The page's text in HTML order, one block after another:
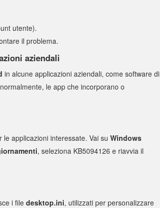
utente).
il problema.
aziendali
in alcune applicazioni aziendali, come software di
le app che incorporano o
applicazioni interessate. Vai su Windows
, seleziona KB5094126 e riavvia il
i filedesktop.ini, utilizzati per personalizzare